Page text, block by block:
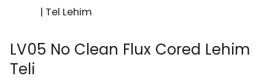
| Tel Lehim
LV05 No Clean Flux Cored Lehim
Teli